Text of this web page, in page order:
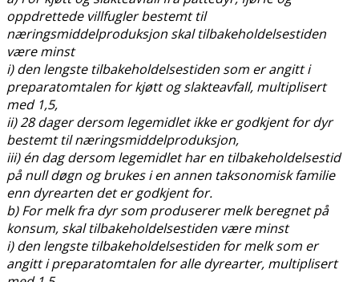
oppdrettede villfugler bestemt til
næringsmiddelproduksjon skal tilbakeholdelsestiden
være minst
i) den lengste tilbakeholdelsestiden som er angitt i
preparatomtalen for kjøtt og slakteavfall, multiplisert
med 1,5,
ii) 28 dager dersom legemidlet ikke er godkjent for dyr
bestemt til næringsmiddelproduksjon,
iii) én dag dersom legemidlet har en tilbakeholdelsestid
på null døgn og brukes i en annen taksonomisk familie
enn dyrearten det er godkjent for.
b) For melk fra dyr som produserer melk beregnet på
konsum, skal tilbakeholdelsestiden være minst
i) den lengste tilbakeholdelsestiden for melk som er
angitt i preparatomtalen for alle dyrearter, multiplisert